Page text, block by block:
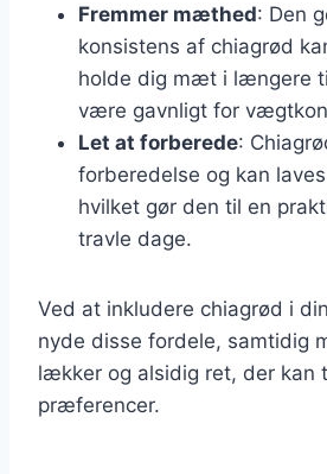
Fremmer mæthed: Den
konsistens af chiagrød
holde dig mæt i længere
være gavnligt for
Let at forberede:
forberedelse og kan
hvilket gør den til en
travle dage.
Ved at inkludere chiagrød i
nyde disse fordele, samtidig
lækker og alsidig ret, der kan
præferencer.